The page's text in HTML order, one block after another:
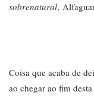
sobrenatural,
Coisa que acaba de
ao chegar ao fim